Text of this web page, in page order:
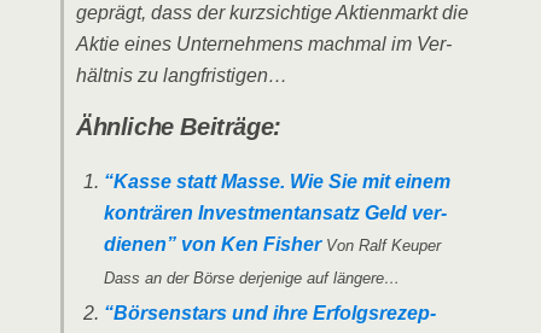
geprägt, dass der kurz­sich­ti­ge Akti­en­markt die
Aktie eines Unter­neh­mens mach­mal im Ver­
hält­nis zu langfristigen…
Ähn­li­che Beiträge:
“Kas­se statt Mas­se. Wie Sie mit einem
kon­trä­ren Invest­ment­an­satz Geld ver­
die­nen” von Ken Fisher Von Ralf Keu­per
Dass an der Bör­se der­je­ni­ge auf längere…
“Bör­sen­stars und ihre Erfolgs­re­zep­